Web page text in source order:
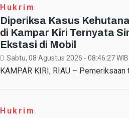
Hukrim
Diperiksa Kasus
di Kampar Kiri Ternyata
Ekstasi di Mobil
Sabtu, 08 Agustus 2026 - 08:46:27WIB
KAMPAR KIRI, RIAU – Pemeriksaan
Hukrim